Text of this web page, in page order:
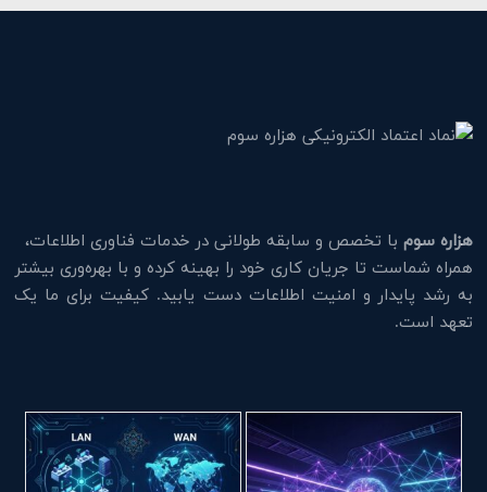
هزاره سوم با تخصص و سابقه طولانی در خدمات فناوری اطلاعات،
همراه شماست تا جریان کاری خود را بهینه کرده و با بهره‌وری بیشتر
به رشد پایدار و امنیت اطلاعات دست یابید. کیفیت برای ما یک
تعهد است.